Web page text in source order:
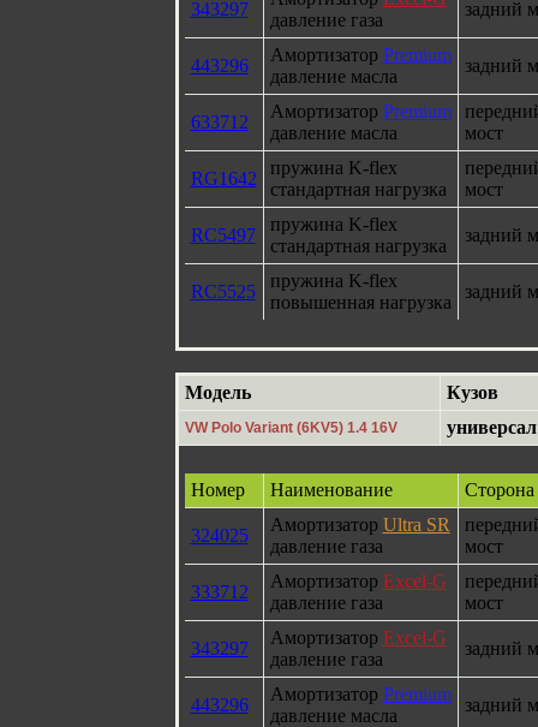
343297
давление газа
задний
443296
Амортизатор Premium
давление масла
задний
633712
Амортизатор Premium
давление масла
мост
RG1642
пружина K-flex
стандартная нагрузка
мост
RC5497
пружина K-flex
стандартная нагрузка
задний
RC5525
пружина K-flex
повышенная нагрузка
задний
Модель Кузов
VW Polo Variant (6KV5) 1.4 16V универсал
Номер Наименование Сторона
324025
Амортизатор Ultra SR
давление газа
мост
333712
Амортизатор Excel-G
давление газа
мост
343297
Амортизатор Excel-G
давление газа
задний
443296
Амортизатор Premium
давление масла
задний